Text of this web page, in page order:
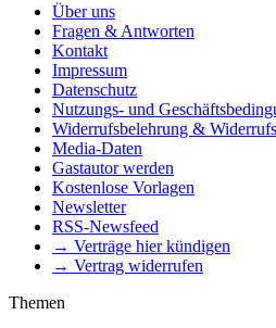
Über uns
Fragen & Antworten
Kontakt
Impressum
Datenschutz
Nutzungs- und
Widerrufsbelehrung &
Media-Daten
Gastautor werden
Kostenlose Vorlagen
Newsletter
RSS-Newsfeed
→ Verträge hier kündigen
→ Vertrag widerrufen
Themen